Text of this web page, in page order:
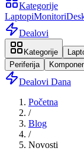
Kategorije
LaptopiMonitori
Dealovi
Kategorije
Periferija
Dealovi Dana
Početna
/
Blog
/
Novosti